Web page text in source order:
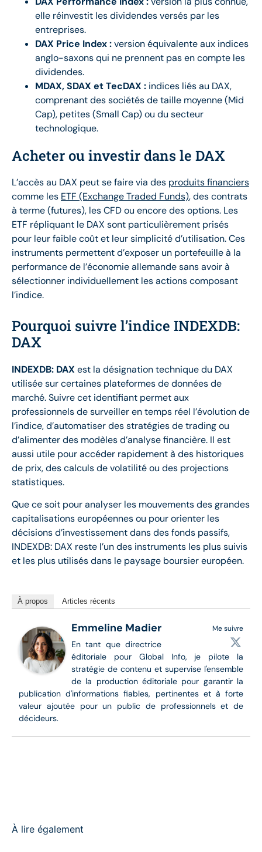
elle réinvestit les dividendes versés par les
entreprises.
DAX Price Index :version équivalente aux indices
anglo-saxons qui ne prennent pas en compte les
dividendes.
MDAX, SDAX et TecDAX : indices liés au DAX,
comprenant des sociétés de taille moyenne (Mid
Cap), petites (Small Cap) ou du secteur
technologique.
Acheter ou investir dans le DAX
L’accès au DAX peut se faire via des produits financiers
comme les ETF (Exchange Traded Funds), des contrats
à terme (futures), les CFD ou encore des options. Les
ETF répliquant le DAX sont particulièrement prisés
pour leur faible coût et leur simplicité d’utilisation. Ces
instruments permettent d’exposer un portefeuille à la
performance de l’économie allemande sans avoir à
sélectionner individuellement les actions composant
l’indice.
Pourquoi suivre l’indice INDEXDB:
DAX
INDEXDB: DAX est la désignation technique du DAX
utilisée sur certaines plateformes de données de
marché. Suivre cet identifiant permet aux
professionnels de surveiller en temps réel l’évolution de
l’indice, d’automatiser des stratégies de trading ou
d’alimenter des modèles d’analyse financière. Il est
aussi utile pour accéder rapidement à des historiques
de prix, des calculs de volatilité ou des projections
statistiques.
Que ce soit pour analyser les mouvements des grandes
capitalisations européennes ou pour orienter les
décisions d’investissement dans des fonds passifs,
INDEXDB: DAX reste l’un des instruments les plus suivis
et les plus utilisés dans le paysage boursier européen.
À propos Articles récents
Me suivre
Emmeline Madier
En tant que directrice
éditoriale pour Global Info, je pilote la
stratégie de contenu et supervise l'ensemble
de la production éditoriale pour garantir la
publication d'informations fiables, pertinentes et à forte
valeur ajoutée pour un public de professionnels et de
décideurs.
À lire également